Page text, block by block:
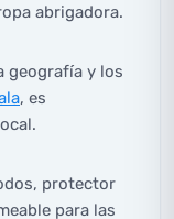
abrigadora.
geografía y los
, es
protector
para las